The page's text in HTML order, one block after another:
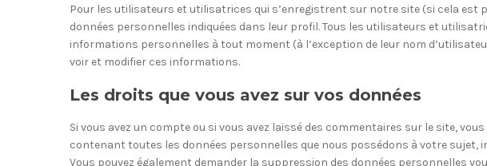
Pour les utilisateurs et utilisatrices qui s’enregistrent sur notre site (si cela est
données personnelles indiquées dans leur profil. Tous les utilisateurs et
informations personnelles à tout moment (à l’exception de leur nom
voir et modifier ces informations.
Les droits que vous avez sur vos données
Si vous avez un compte ou si vous avez laissé des commentaires sur le site,
contenant toutes les données personnelles que nous possédons à votre sujet,
Vous pouvez également demander la suppression des données personnelles